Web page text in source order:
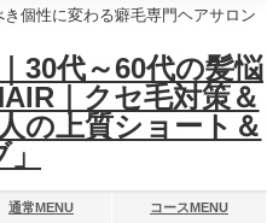
個性に変わる癖毛専門ヘアサロン
30代～60代の髪悩
｜クセ毛対策＆
の上質ショート＆
通常MENU コースMENU